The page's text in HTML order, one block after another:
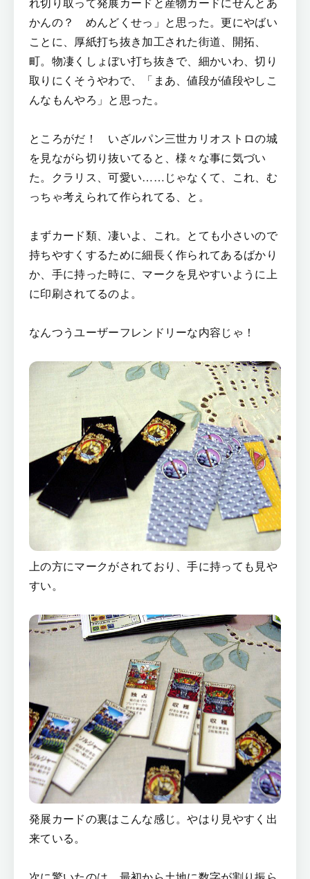
かんの？ めんどくせっ」と思った。更にやばい
ことに、厚紙打ち抜き加工された街道、開拓、
町。物凄くしょぼい打ち抜きで、細かいわ、切り
取りにくそうやわで、「まあ、値段が値段やしこ
んなもんやろ」と思った。
ところがだ！ いざルパン三世カリオストロの城
を見ながら切り抜いてると、様々な事に気づい
た。クラリス、可愛い……じゃなくて、これ、む
っちゃ考えられて作られてる、と。
まずカード類、凄いよ、これ。とても小さいので
持ちやすくするために細長く作られてあるばかり
か、手に持った時に、マークを見やすいように上
に印刷されてるのよ。
なんつうユーザーフレンドリーな内容じゃ！
上の方にマークがされており、手に持っても見や
すい。
発展カードの裏はこんな感じ。やはり見やすく出
来ている。